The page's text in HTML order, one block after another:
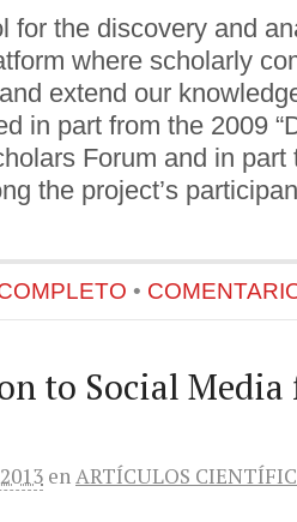
for the discovery and
where scholarly
extend our
in part from the 2009
Forum and in part
the project’s
•
to Social Media
en ARTÍCULOS